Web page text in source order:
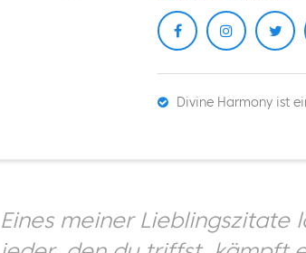
Divine Harmony ist
Eines meiner Lieblingszitate